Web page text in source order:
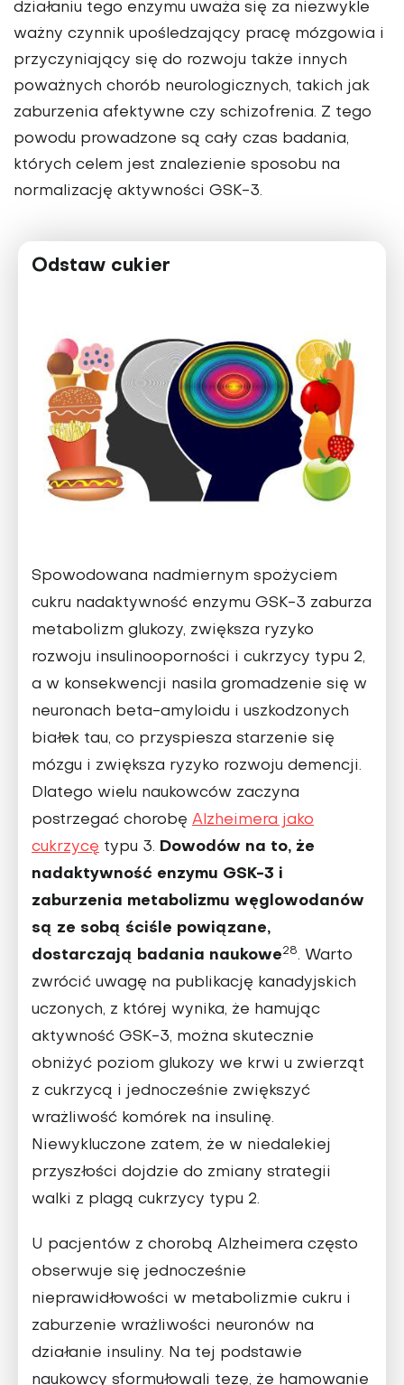
działaniu tego enzymu uważa się za niezwykle
ważny czynnik upośle­dzający pracę mózgowia i
przyczyniający się do rozwoju także innych
poważnych chorób neurologicznych, takich jak
zaburzenia afektywne czy schizofrenia. Z tego
powodu prowadzone są cały czas badania,
których celem jest zna­lezienie sposobu na
normalizację aktywności GSK-3.
Odstaw cukier
Spowodowana nadmiernym spożyciem
cukru nadaktywność enzymu GSK-3 zaburza
metabolizm glukozy, zwiększa ryzyko
rozwoju insulinooporności i cukrzycy typu 2,
a w konsekwencji nasila gromadzenie się w
neuronach beta-amyloidu i uszkodzonych
białek tau, co przyspiesza starzenie się
mózgu i zwiększa ryzyko rozwoju demencji.
Dlatego wielu naukowców zaczyna
postrzegać chorobę Alzheimera jako
cukrzycę typu 3. Dowodów na to, że
nadaktywność enzymu GSK-3 i
zaburzenia metabolizmu węglowodanów
są ze sobą ściśle powiązane,
dostarczają badania naukowe28. Warto
zwrócić uwagę na publikację kanadyjskich
uczonych, z której wynika, że hamując
aktywność GSK-3, można skutecznie
obniżyć poziom glukozy we krwi u zwierząt
z cukrzycą i jednocześnie zwiększyć
wrażliwość komórek na insulinę.
Niewykluczone zatem, że w niedalekiej
przyszłości dojdzie do zmiany strategii
walki z plagą cukrzycy typu 2.
U pacjentów z chorobą Alzheimera często
obserwuje się jednocześnie
nieprawidłowości w metabolizmie cukru i
zaburzenie wrażliwości neuronów na
działanie insuliny. Na tej podstawie
naukowcy sformułowali tezę, że hamowanie